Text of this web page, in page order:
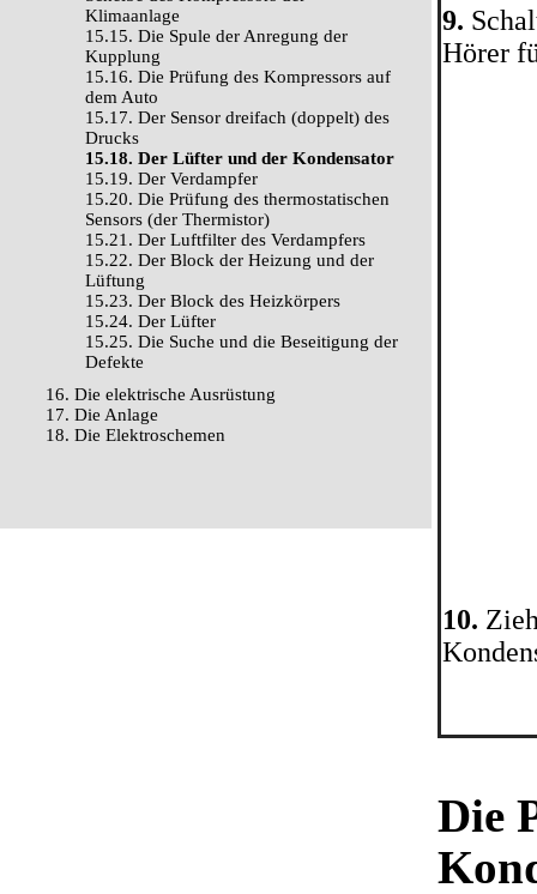
Klimaanlage
15.15. Die Spule der Anregung der
Kupplung
15.16. Die Prüfung des Kompressors auf
dem Auto
15.17. Der Sensor dreifach (doppelt) des
Drucks
15.18. Der Lüfter und der Kondensator
15.19. Der Verdampfer
15.20. Die Prüfung des thermostatischen
Sensors (der Thermistor)
15.21. Der Luftfilter des Verdampfers
15.22. Der Block der Heizung und der
Lüftung
15.23. Der Block des Heizkörpers
15.24. Der Lüfter
15.25. Die Suche und die Beseitigung der
Defekte
16. Die elektrische Ausrüstung
17. Die Anlage
18. Die Elektroschemen
9.
Hörer
10.
Die